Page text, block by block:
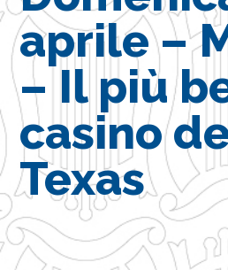
aprile –
– Il più
casino
Texas